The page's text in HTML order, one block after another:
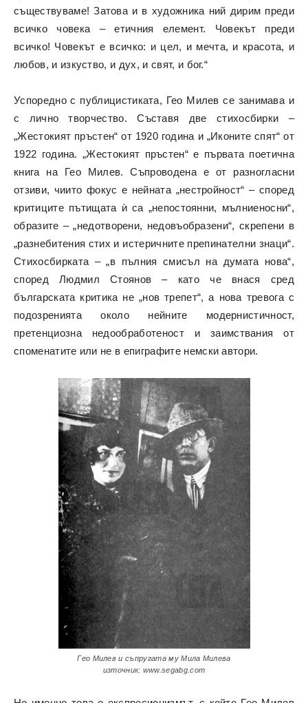
съществуваме! Затова и в художника ний дирим преди
всичко човека – етичния елемент. Човекът преди
всичко! Човекът е всичко: и цел, и мечта, и красота, и
любов, и изкуство, и дух, и свят, и бог.“
Успоредно с публицистиката, Гео Милев се занимава и
с лично творчество. Съставя две стихосбирки –
„Жестокият пръстен“ от 1920 година и „Иконите спят“ от
1922 година. „Жестокият пръстен“ е първата поетична
книга на Гео Милев. Съпроводена е от разногласни
отзиви, чиито фокус е нейната „нестройност“ – според
критиците пътищата ѝ са „непостоянни, мълниеносни“,
образите – „недотворени, недовъобразени“, скрепени в
„разнебитения стих и истеричните препинателни знаци“.
Стихосбирката – „в пълния смисъл на думата нова“,
според Людмил Стоянов – като че внася сред
българската критика не „нов трепет“, а нова тревога с
подозренията около нейните модернистичност,
претенциозна недообработеност и заимствания от
споменатите или не в епиграфите немски автори.
Гео Милев и съпругата му Мила Милева
източник: www.segabg.com